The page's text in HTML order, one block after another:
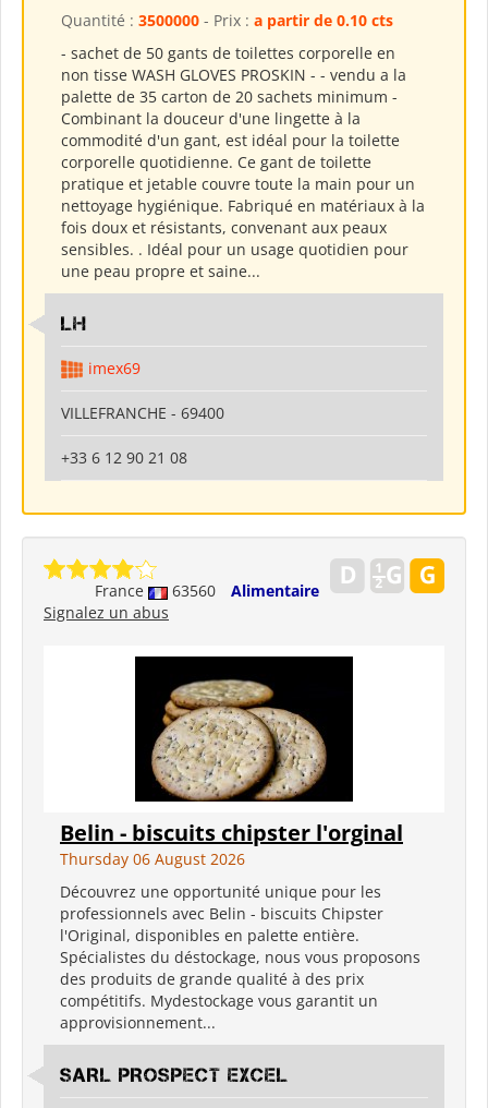
Quantité : 3500000 - Prix : a partir de 0.10 cts
- sachet de 50 gants de toilettes corporelle en
non tisse WASH GLOVES PROSKIN - - vendu a la
palette de 35 carton de 20 sachets minimum -
Combinant la douceur d'une lingette à la
commodité d'un gant, est idéal pour la toilette
corporelle quotidienne. Ce gant de toilette
pratique et jetable couvre toute la main pour un
nettoyage hygiénique. Fabriqué en matériaux à la
fois doux et résistants, convenant aux peaux
sensibles. . Idéal pour un usage quotidien pour
une peau propre et saine...
LH
imex69
VILLEFRANCHE - 69400
+33 6 12 90 21 08
France 63560
Alimentaire
Signalez un abus
Belin - biscuits chipster l'orginal
Thursday 06 August 2026
Découvrez une opportunité unique pour les
professionnels avec Belin - biscuits Chipster
l'Original, disponibles en palette entière.
Spécialistes du déstockage, nous vous proposons
des produits de grande qualité à des prix
compétitifs. Mydestockage vous garantit un
approvisionnement...
SARL PROSPECT EXCEL